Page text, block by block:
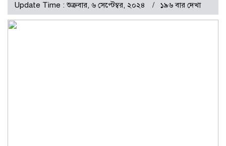
Update Time : শুক্রবার, ৬ সেপ্টেম্বর, ২০২৪ ১৯৬ বার দেখা